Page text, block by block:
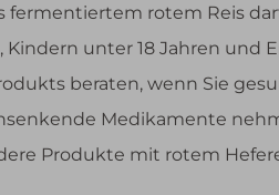
fermentiertem rotem Reis
unter 18 Jahren und
beraten, wenn Sie
Medikamente
Produkte mit rotem